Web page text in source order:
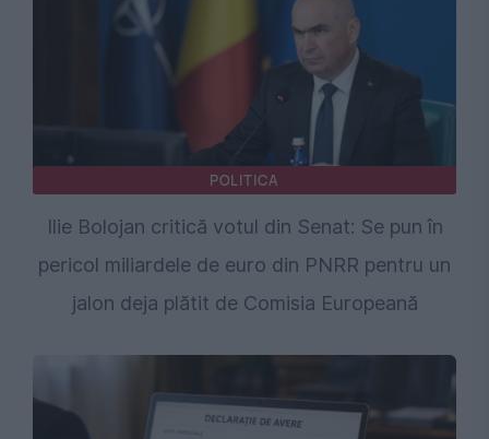
POLITICA
Ilie Bolojan critică votul din Senat: Se pun în
pericol miliardele de euro din PNRR pentru un
jalon deja plătit de Comisia Europeană